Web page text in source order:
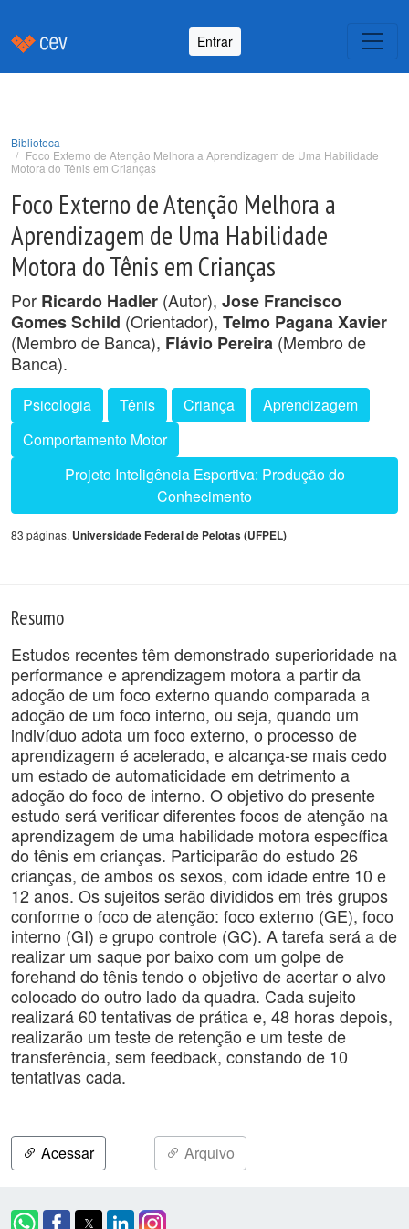
Entrar
Biblioteca
Foco Externo de Atenção Melhora a Aprendizagem de Uma Habilidade
Motora do Tênis em Crianças
Foco Externo de Atenção Melhora a
Aprendizagem de Uma Habilidade
Motora do Tênis em Crianças
Por Ricardo Hadler (Autor), Jose Francisco
Gomes Schild (Orientador), Telmo Pagana Xavier
(Membro de Banca), Flávio Pereira (Membro de
Banca).
Psicologia Tênis Criança
Aprendizagem
Comportamento Motor
Projeto Inteligência Esportiva: Produção do
Conhecimento
83 páginas, Universidade Federal de Pelotas (UFPEL)
Resumo
Estudos recentes têm demonstrado superioridade na
performance e aprendizagem motora a partir da
adoção de um foco externo quando comparada a
adoção de um foco interno, ou seja, quando um
indivíduo adota um foco externo, o processo de
aprendizagem é acelerado, e alcança-se mais cedo
um estado de automaticidade em detrimento a
adoção do foco de interno. O objetivo do presente
estudo será verificar diferentes focos de atenção na
aprendizagem de uma habilidade motora específica
do tênis em crianças. Participarão do estudo 26
crianças, de ambos os sexos, com idade entre 10 e
12 anos. Os sujeitos serão divididos em três grupos
conforme o foco de atenção: foco externo (GE), foco
interno (GI) e grupo controle (GC). A tarefa será a de
realizar um saque por baixo com um golpe de
forehand do tênis tendo o objetivo de acertar o alvo
colocado do outro lado da quadra. Cada sujeito
realizará 60 tentativas de prática e, 48 horas depois,
realizarão um teste de retenção e um teste de
transferência, sem feedback, constando de 10
tentativas cada.
Acessar Arquivo